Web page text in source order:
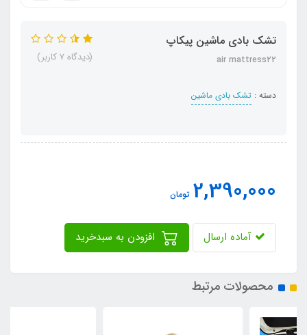
تشک بادی ماشین پیکاپ
air mattress22
دسته : تشک بادی ماشین
(دیدگاه 7 کاربر)
2,390,000 تومان
آماده ارسال
محصولات مرتبط